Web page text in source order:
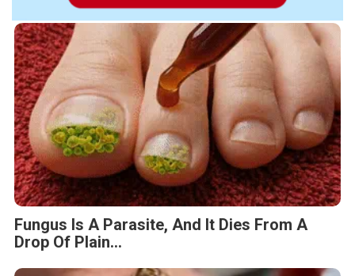
Fungus Is A Parasite, And It Dies From A
Drop Of Plain...